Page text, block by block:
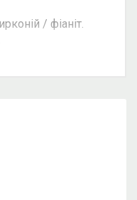
/ фіаніт.